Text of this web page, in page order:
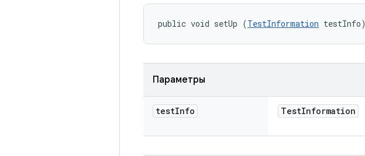
public void setUp (TestInformation testInfo)
Параметры
testInfo TestInformation